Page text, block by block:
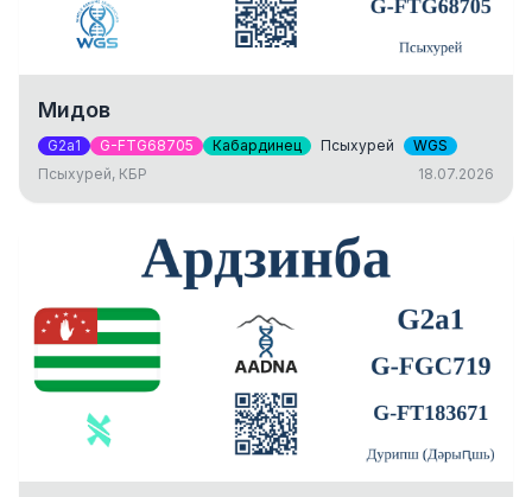
Мидов
G2a1 G-FTG68705 Кабардинец Псыхурей
WGS
Псыхурей, КБР
18.07.2026